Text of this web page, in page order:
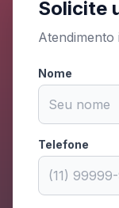
Solicite
Atendimento
Nome
Telefone